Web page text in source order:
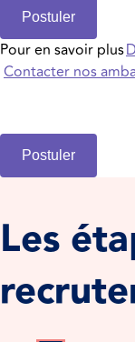
Postuler
Pour en savoir plus
Contacter nos
Postuler
Les